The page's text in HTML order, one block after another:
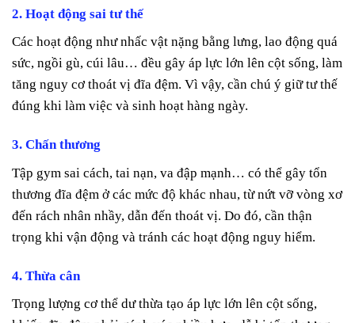
2. Hoạt động sai tư thế
Các hoạt động như nhấc vật nặng bằng lưng, lao động quá
sức, ngồi gù, cúi lâu… đều gây áp lực lớn lên cột sống, làm
tăng nguy cơ thoát vị đĩa đệm. Vì vậy, cần chú ý giữ tư thế
đúng khi làm việc và sinh hoạt hàng ngày.
3. Chấn thương
Tập gym sai cách, tai nạn, va đập mạnh… có thể gây tổn
thương đĩa đệm ở các mức độ khác nhau, từ nứt vỡ vòng xơ
đến rách nhân nhầy, dẫn đến thoát vị. Do đó, cần thận
trọng khi vận động và tránh các hoạt động nguy hiểm.
4. Thừa cân
Trọng lượng cơ thể dư thừa tạo áp lực lớn lên cột sống,